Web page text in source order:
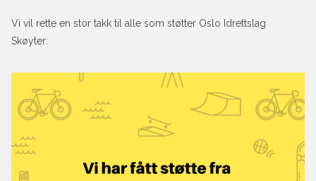
Vi vil rette en stor takk til alle som støtter Oslo Idrettslag
Skøyter: